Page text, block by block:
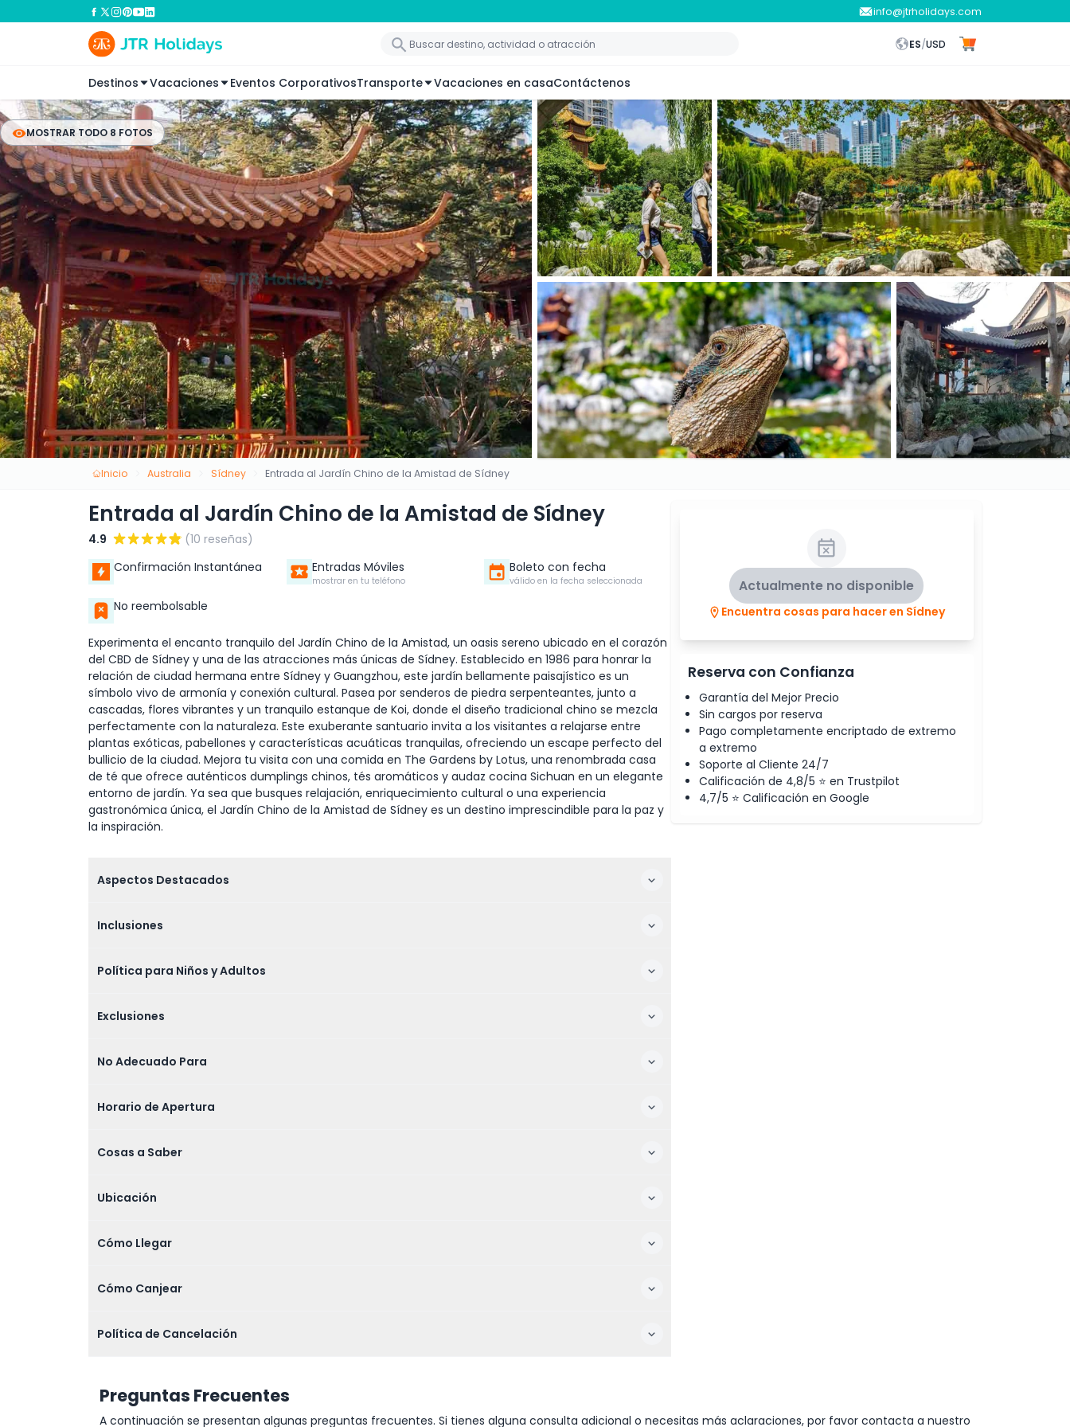
info@jtrholidays.com
ES/USD
Destinos Vacaciones Eventos CorporativosTransporte Vacaciones en casaContáctenos
MOSTRAR TODO 8 FOTOS
Inicio Australia Sídney Entrada al Jardín Chino de la Amistad de Sídney
Entrada al Jardín Chino de la Amistad de Sídney
4.9
(10 reseñas)
Confirmación Instantánea
Entradas Móviles
mostrar en tu teléfono
Boleto con fecha
válido en la fecha seleccionada
No reembolsable
Experimenta el encanto tranquilo del Jardín Chino de la Amistad, un oasis sereno ubicado en el corazón
del CBD de Sídney y una de las atracciones más únicas de Sídney. Establecido en 1986 para honrar la
relación de ciudad hermana entre Sídney y Guangzhou, este jardín bellamente paisajístico es un
símbolo vivo de armonía y conexión cultural. Pasea por senderos de piedra serpenteantes, junto a
cascadas, flores vibrantes y un tranquilo estanque de Koi, donde el diseño tradicional chino se mezcla
perfectamente con la naturaleza. Este exuberante santuario invita a los visitantes a relajarse entre
plantas exóticas, pabellones y características acuáticas tranquilas, ofreciendo un escape perfecto del
bullicio de la ciudad. Mejora tu visita con una comida en The Gardens by Lotus, una renombrada casa
de té que ofrece auténticos dumplings chinos, tés aromáticos y audaz cocina Sichuan en un elegante
entorno de jardín. Ya sea que busques relajación, enriquecimiento cultural o una experiencia
gastronómica única, el Jardín Chino de la Amistad de Sídney es un destino imprescindible para la paz y
la inspiración.
Aspectos Destacados
Inclusiones
Política para Niños y Adultos
Exclusiones
No Adecuado Para
Horario de Apertura
Cosas a Saber
Ubicación
Cómo Llegar
Cómo Canjear
Política de Cancelación
Actualmente no disponible
Encuentra cosas para hacer en Sídney
Reserva con Confianza
Garantía del Mejor Precio
Sin cargos por reserva
Pago completamente encriptado de extremo
a extremo
Soporte al Cliente 24/7
Calificación de 4,8/5 ⭐ en Trustpilot
4,7/5 ⭐ Calificación en Google
Preguntas Frecuentes
A continuación se presentan algunas preguntas frecuentes. Si tienes alguna consulta adicional o necesitas más aclaraciones, por favor contacta a nuestro